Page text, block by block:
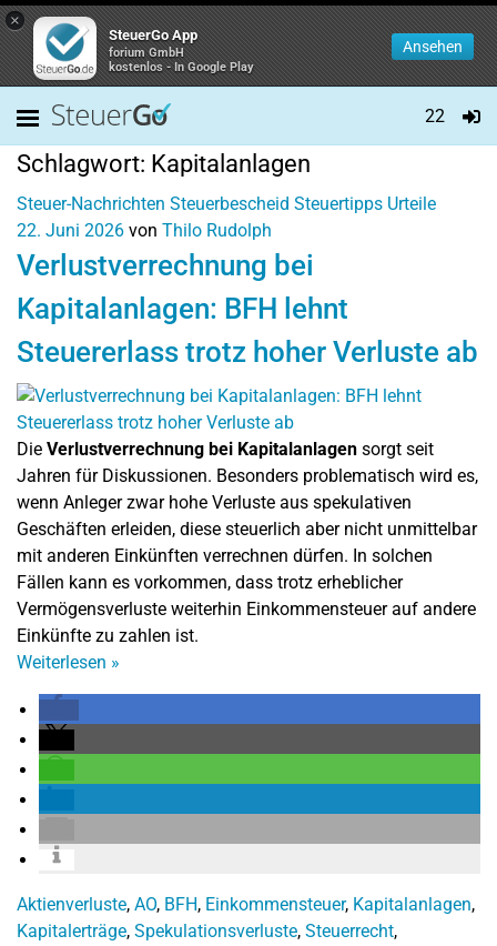
×
SteuerGo App
forium GmbH
kostenlos - In Google Play
Ansehen
22
Schlagwort: Kapitalanlagen
Steuer-Nachrichten Steuerbescheid Steuertipps Urteile
22. Juni 2026 von Thilo Rudolph
Verlustverrechnung bei
Kapitalanlagen: BFH lehnt
Steuererlass trotz hoher Verluste ab
Die Verlustverrechnung bei Kapitalanlagen sorgt seit
Jahren für Diskussionen. Besonders problematisch wird es,
wenn Anleger zwar hohe Verluste aus spekulativen
Geschäften erleiden, diese steuerlich aber nicht unmittelbar
mit anderen Einkünften verrechnen dürfen. In solchen
Fällen kann es vorkommen, dass trotz erheblicher
Vermögensverluste weiterhin Einkommensteuer auf andere
Einkünfte zu zahlen ist.
Weiterlesen »
Aktienverluste, AO, BFH, Einkommensteuer, Kapitalanlagen,
Kapitalerträge, Spekulationsverluste, Steuerrecht,